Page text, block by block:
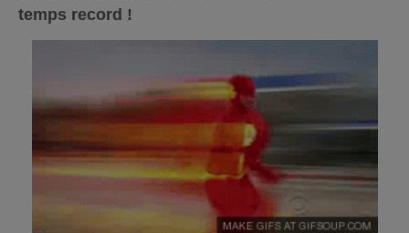
temps record !